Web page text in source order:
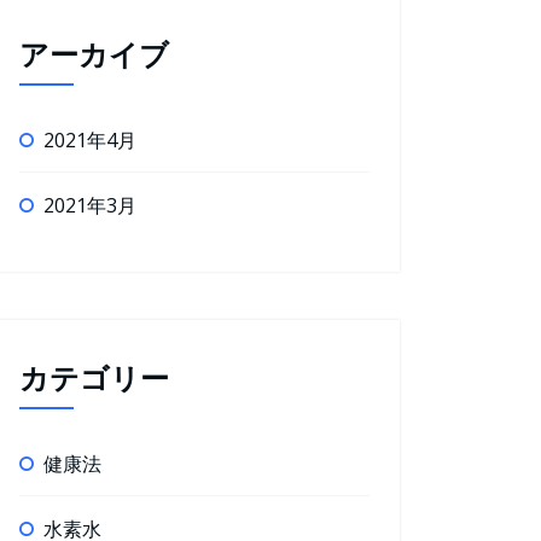
アーカイブ
2021年4月
2021年3月
カテゴリー
健康法
水素水